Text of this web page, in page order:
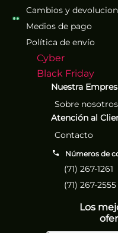
Cambios y
Medios de pago
Política de envío
Cyber
Black Friday
Nuestra
Sobre nosotros
Atención al
Contacto
Números de
(71) 267-1261
(71) 267-2555
Los